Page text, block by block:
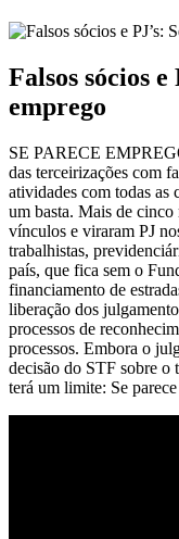
Falsos sócios e
emprego
SE PARECE
das terceirizações com
atividades com todas as
um basta. Mais de cinco
vínculos e viraram PJ
trabalhistas,
país, que fica sem o
financiamento de
liberação dos
processos de
processos. Embora o
decisão do STF sobre o
terá um limite: Se